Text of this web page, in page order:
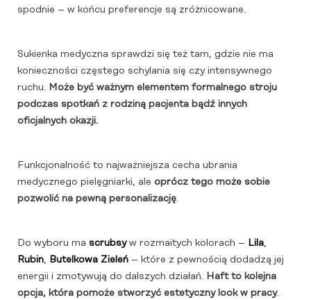
spodnie – w końcu preferencje są zróżnicowane.
Sukienka medyczna sprawdzi się też tam, gdzie nie ma
konieczności częstego schylania się czy intensywnego
ruchu. Może być ważnym elementem formalnego stroju
podczas spotkań z rodziną pacjenta bądź innych
oficjalnych okazji.
Funkcjonalność to najważniejsza cecha ubrania
medycznego pielęgniarki, ale oprócz tego może sobie
pozwolić na pewną personalizację.
Do wyboru ma scrubsyw rozmaitych kolorach – Lila,
Rubin, Butelkowa Zieleń – które z pewnością dodadzą jej
energii i zmotywują do dalszych działań. Haft to kolejna
opcja, która pomoże stworzyć estetyczny look w pracy.